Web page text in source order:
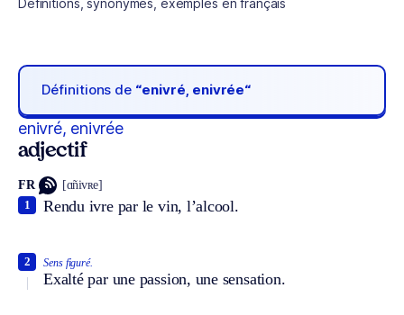
Définitions, synonymes, exemples en français
Définitions de “enivré, enivrée“
enivré, enivrée
adjectif
FR [ɑ̃nivʀe]
Rendu ivre par le vin, l’alcool.
1
Sens figuré.
Exalté par une passion, une sensation.
2